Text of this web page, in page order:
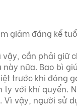
giảm đáng kể
cần phải giữ
nữa. Bao bì
trước khi đóng
với khí quyển.
vậy, người sử